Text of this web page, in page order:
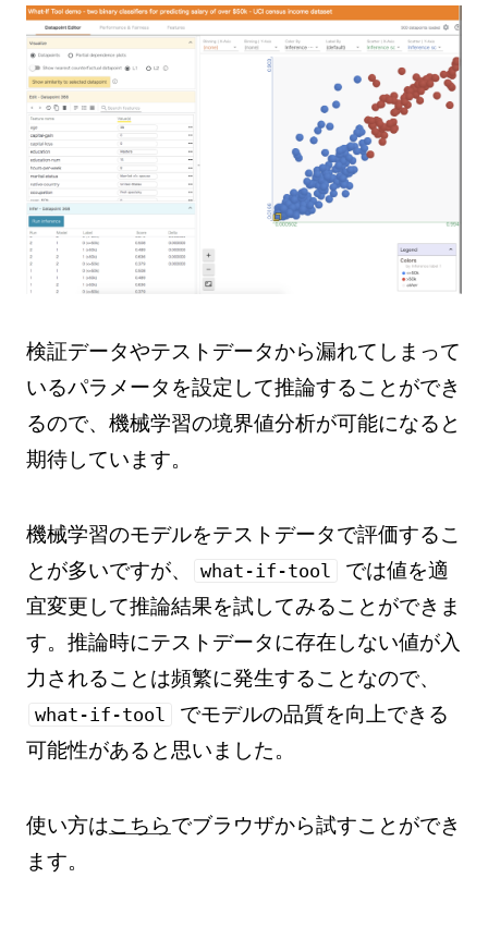
検証データやテストデータから漏れてしまって
いるパラメータを設定して推論することができ
るので、機械学習の境界値分析が可能になると
期待しています。
機械学習のモデルをテストデータで評価するこ
とが多いですが、
what-if-tool
では値を適
宜変更して推論結果を試してみることができま
す。推論時にテストデータに存在しない値が入
力されることは頻繁に発生することなので、
what-if-tool
でモデルの品質を向上できる
可能性があると思いました。
使い方はこちらでブラウザから試すことができ
ます。